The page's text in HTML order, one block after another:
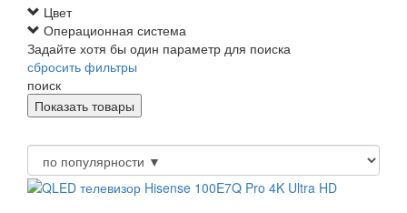
Цвет
Операционная система
Задайте хотя бы один параметр для поиска
сбросить фильтры
поиск